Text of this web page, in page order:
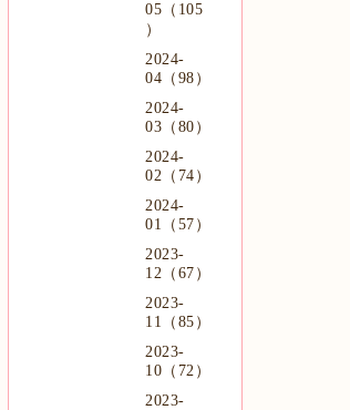
05（105
）
2024-
04（98）
2024-
03（80）
2024-
02（74）
2024-
01（57）
2023-
12（67）
2023-
11（85）
2023-
10（72）
2023-